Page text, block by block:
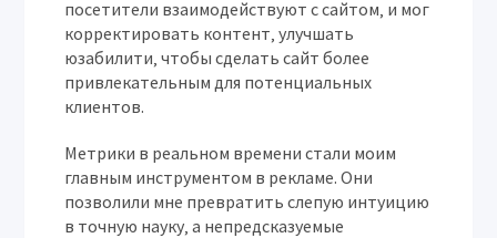
посетители взаимодействуют с сайтом‚ и мог
корректировать контент‚ улучшать
юзабилити‚ чтобы сделать сайт более
привлекательным для потенциальных
клиентов.
Метрики в реальном времени стали моим
главным инструментом в рекламе. Они
позволили мне превратить слепую интуицию
в точную науку‚ а непредсказуемые